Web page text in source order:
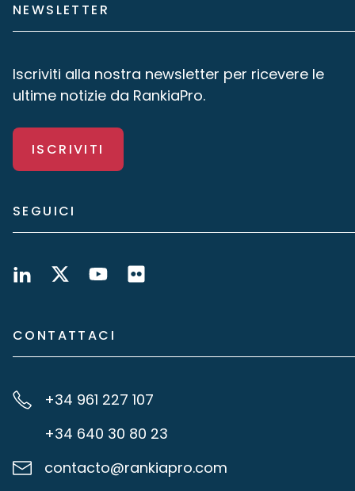
NEWSLETTER
Iscriviti alla nostra newsletter per ricevere le
ultime notizie da RankiaPro.
ISCRIVITI
SEGUICI
CONTATTACI
+34 961 227 107
+34 640 30 80 23
contacto@rankiapro.com